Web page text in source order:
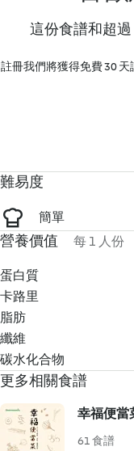
這份食譜和超過
註冊我們將獲得免費 30
難易度
簡單
營養價值 每 1 人份
蛋白質
卡路里
脂肪
纖維
碳水化合物
更多相關食譜
幸福便當
61 食譜